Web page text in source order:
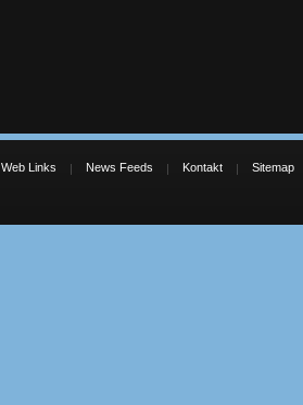
Web Links News Feeds Kontakt Sitemap